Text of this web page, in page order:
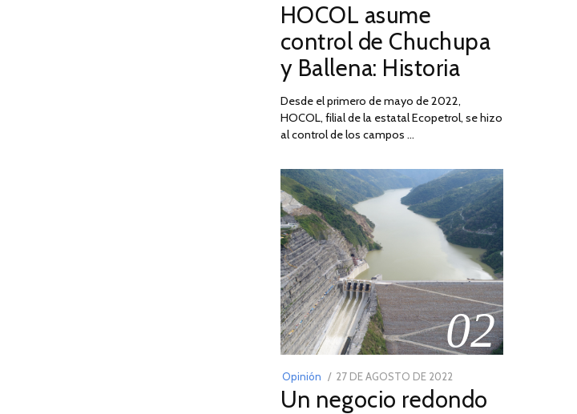
ON
DE
2026
HOCOL asume
control de Chuchupa
y Ballena: Historia
Desde el primero de mayo de 2022,
HOCOL, filial de la estatal Ecopetrol, se hizo
al control de los campos …
02
Opinión
POSTED
ON
27 DE AGOSTO DE 2022
DE
Un negocio redondo